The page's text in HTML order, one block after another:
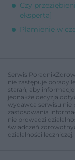
Czy
eksperta]
Plamienie w
Serwis
nie zastępuje porady
starań, aby
jednakże decyzja
wydawca serwisu nie
zastosowania
nie prowadzi
świadczeń
działalności leczniczej.